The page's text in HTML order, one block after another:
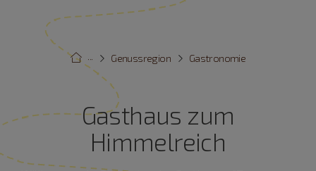
Gastronomie
Genussregion
···
Gasthaus zum
Himmelreich